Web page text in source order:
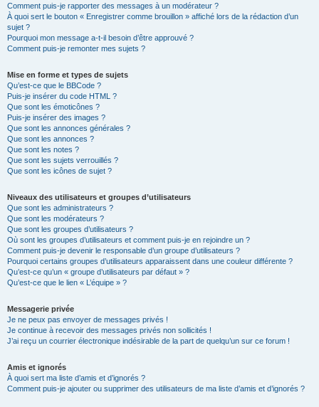
Comment puis-je rapporter des messages à un modérateur ?
À quoi sert le bouton « Enregistrer comme brouillon » affiché lors de la rédaction d’un
sujet ?
Pourquoi mon message a-t-il besoin d’être approuvé ?
Comment puis-je remonter mes sujets ?
Mise en forme et types de sujets
Qu’est-ce que le BBCode ?
Puis-je insérer du code HTML ?
Que sont les émoticônes ?
Puis-je insérer des images ?
Que sont les annonces générales ?
Que sont les annonces ?
Que sont les notes ?
Que sont les sujets verrouillés ?
Que sont les icônes de sujet ?
Niveaux des utilisateurs et groupes d’utilisateurs
Que sont les administrateurs ?
Que sont les modérateurs ?
Que sont les groupes d’utilisateurs ?
Où sont les groupes d’utilisateurs et comment puis-je en rejoindre un ?
Comment puis-je devenir le responsable d’un groupe d’utilisateurs ?
Pourquoi certains groupes d’utilisateurs apparaissent dans une couleur différente ?
Qu’est-ce qu’un « groupe d’utilisateurs par défaut » ?
Qu’est-ce que le lien « L’équipe » ?
Messagerie privée
Je ne peux pas envoyer de messages privés !
Je continue à recevoir des messages privés non sollicités !
J’ai reçu un courrier électronique indésirable de la part de quelqu’un sur ce forum !
Amis et ignorés
À quoi sert ma liste d’amis et d’ignorés ?
Comment puis-je ajouter ou supprimer des utilisateurs de ma liste d’amis et d’ignorés ?